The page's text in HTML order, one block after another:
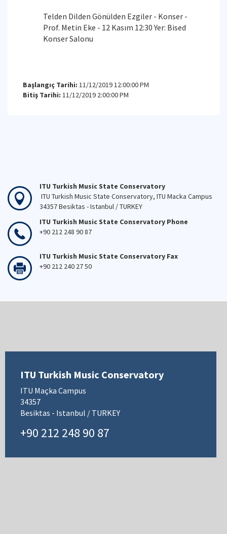
Telden Dilden Gönülden Ezgiler - Konser -
Prof. Metin Eke - 12 Kasım 12:30 Yer: Bised
Konser Salonu
Başlangıç Tarihi: 11/12/2019 12:00:00 PM
Bitiş Tarihi: 11/12/2019 2:00:00 PM
ITU Turkish Music State Conservatory
ITU Turkish Music State Conservatory, ITU Macka Campus
34357 Besiktas - Istanbul / TURKEY
ITU Turkish Music State Conservatory Phone
+90 212 248 90 87
ITU Turkish Music State Conservatory Fax
+90 212 240 27 50
ITU Turkish Music Conservatory
ITU Maçka Campus
34357
Besiktas - Istanbul / TURKEY
+90 212 248 90 87